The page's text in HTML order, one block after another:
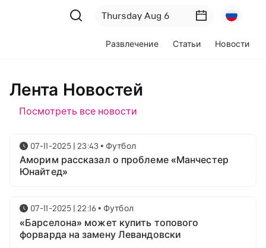
Развлечение Статьи Новости
Лента Новостей
Посмотреть все новости
07-11-2025 | 23:43 • Футбол
Аморим рассказал о проблеме «Манчестер
Юнайтед»
07-11-2025 | 22:16 • Футбол
«Барселона» может купить топового
форварда на замену Левандовски